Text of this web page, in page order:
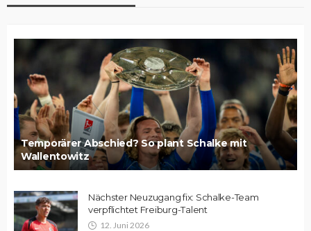
Temporärer Abschied? So plant Schalke mit
Wallentowitz
Nächster Neuzugang fix: Schalke-Team
verpflichtet Freiburg-Talent
12. Juni 2026